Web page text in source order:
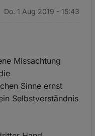
Do. 1 Aug 2019 - 15:43
Missachtung
Sinne ernst
Selbstverständnis